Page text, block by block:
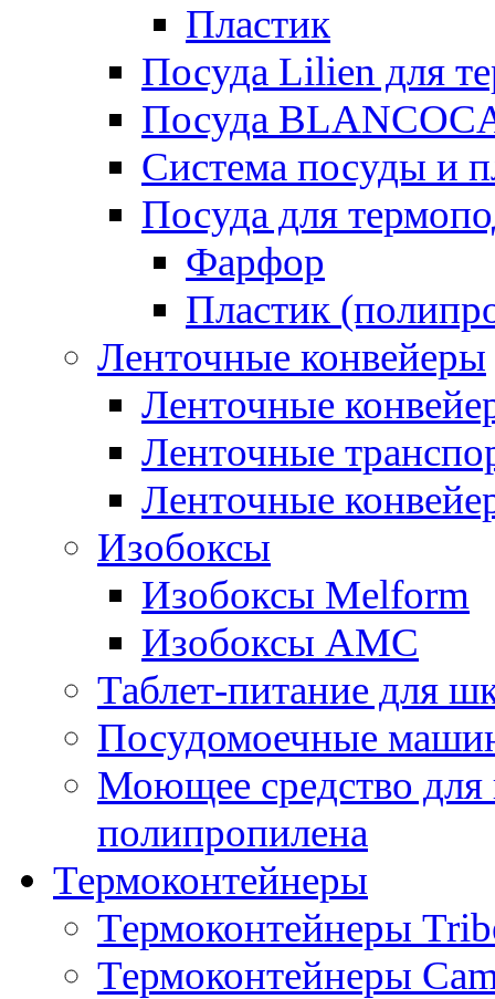
Пластик
Посуда Lilien для
Посуда
Система посуды и
Посуда для
Фарфор
Пластик
Ленточные конвейеры
Ленточные
Ленточные
Ленточные
Изобоксы
Изобоксы Melform
Изобоксы AMC
Таблет-питание для
Посудомоечные
Моющее средство для
полипропилена
Термоконтейнеры
Термоконтейнеры
Термоконтейнеры